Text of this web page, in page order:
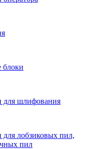
блоки
для шлифования
лобзиковых пил,
пил